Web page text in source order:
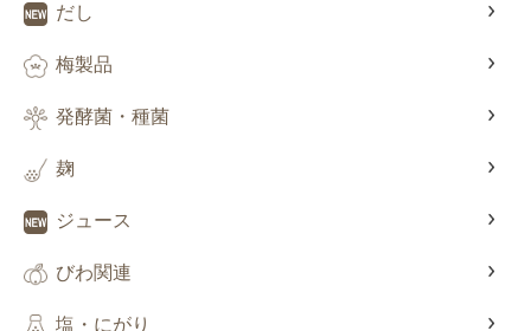
だし
梅製品
発酵菌・種菌
麹
ジュース
びわ関連
塩・にがり